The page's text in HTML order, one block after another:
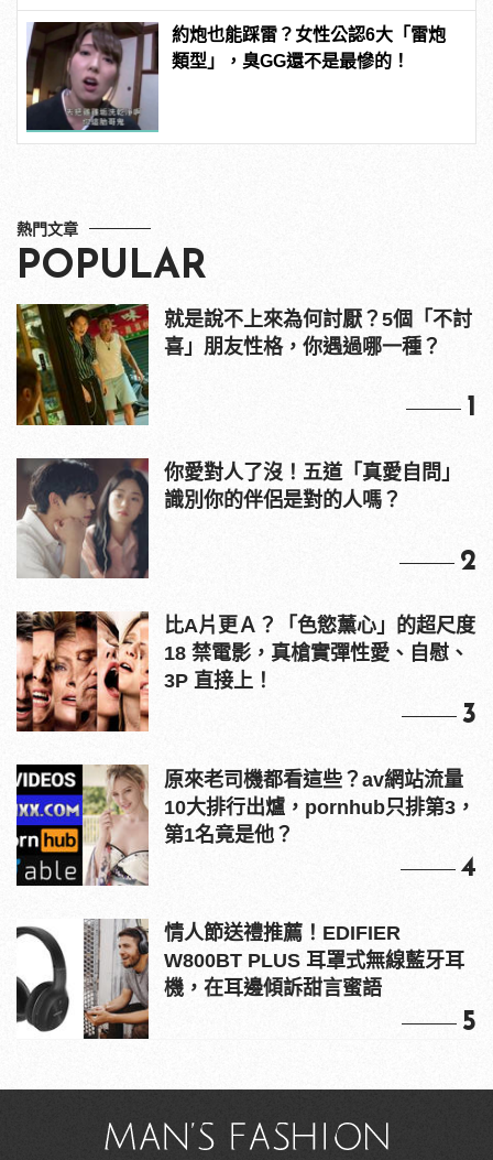
約炮也能踩雷？女性公認6大「雷炮
類型」，臭GG還不是最慘的！
熱門文章
POPULAR
就是說不上來為何討厭？5個「不討
喜」朋友性格，你遇過哪一種？
1
你愛對人了沒！五道「真愛自問」
識別你的伴侶是對的人嗎？
2
比A片更Ａ？「色慾薰心」的超尺度
18 禁電影，真槍實彈性愛、自慰、
3P 直接上！
3
原來老司機都看這些？av網站流量
10大排行出爐，pornhub只排第3，
第1名竟是他？
4
情人節送禮推薦！EDIFIER
W800BT PLUS 耳罩式無線藍牙耳
機，在耳邊傾訴甜言蜜語
5